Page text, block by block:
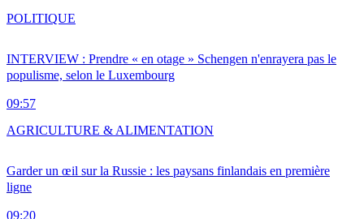
INTERVIEW : Prendre « en otage » Schengen n'enrayera pas le
populisme, selon le Luxembourg
09:57
POLITIQUE
Garder un œil sur la Russie : les paysans finlandais en première
ligne
09:20
AGRICULTURE & ALIMENTATION